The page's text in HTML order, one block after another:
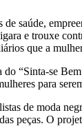
de saúde,
e trouxe
que a
“Sinta-se
para
de moda
peças. O